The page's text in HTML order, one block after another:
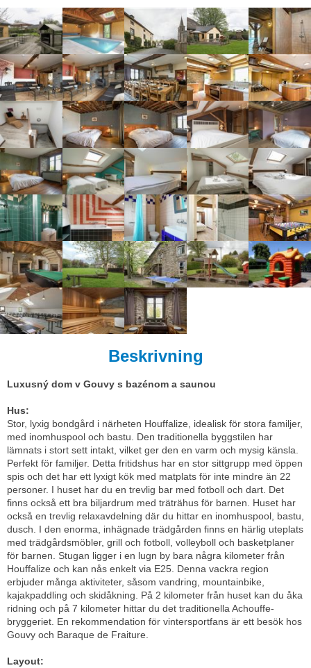
Beskrivning
Luxusný dom v Gouvy s bazénom a saunou
Hus:
Stor, lyxig bondgård i närheten Houffalize, idealisk för stora familjer,
med inomhuspool och bastu. Den traditionella byggstilen har
lämnats i stort sett intakt, vilket ger den en varm och mysig känsla.
Perfekt för familjer. Detta fritidshus har en stor sittgrupp med öppen
spis och det har ett lyxigt kök med matplats för inte mindre än 22
personer. I huset har du en trevlig bar med fotboll och dart. Det
finns också ett bra biljardrum med träträhus för barnen. Huset har
också en trevlig relaxavdelning där du hittar en inomhuspool, bastu,
dusch. I den enorma, inhägnade trädgården finns en härlig uteplats
med trädgårdsmöbler, grill och fotboll, volleyboll och basketplaner
för barnen. Stugan ligger i en lugn by bara några kilometer från
Houffalize och kan nås enkelt via E25. Denna vackra region
erbjuder många aktiviteter, såsom vandring, mountainbike,
kajakpaddling och skidåkning. På 2 kilometer från huset kan du åka
ridning och på 7 kilometer hittar du det traditionella Achouffe-
bryggeriet. En rekommendation för vintersportfans är ett besök hos
Gouvy och Baraque de Fraiture.
Layout: